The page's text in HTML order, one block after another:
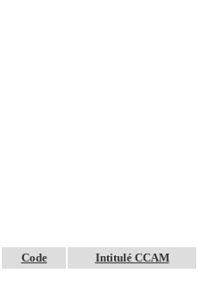
Code Intitulé CCAM